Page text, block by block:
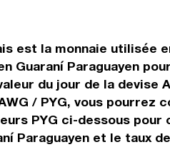
est la monnaie utilisée
Guaraní Paraguayen
du jour de la devise
/ PYG, vous pourrez
PYG ci-dessous pour
Paraguayen et le taux